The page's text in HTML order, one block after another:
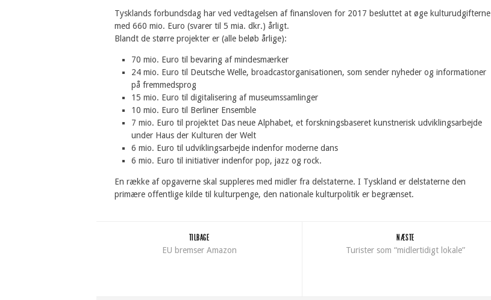
Tysklands forbundsdag har ved vedtagelsen af finansloven for 2017 besluttet at øge kulturudgifterne
med 660 mio. Euro (svarer til 5 mia. dkr.) årligt.
Blandt de større projekter er (alle beløb årlige):
70 mio. Euro til bevaring af mindesmærker
24 mio. Euro til Deutsche Welle, broadcastorganisationen, som sender nyheder og informationer
på fremmedsprog
15 mio. Euro til digitalisering af museumssamlinger
10 mio. Euro til Berliner Ensemble
7 mio. Euro til projektet Das neue Alphabet, et forskningsbaseret kunstnerisk udviklingsarbejde
under Haus der Kulturen der Welt
6 mio. Euro til udviklingsarbejde indenfor moderne dans
6 mio. Euro til initiativer indenfor pop, jazz og rock.
En række af opgaverne skal suppleres med midler fra delstaterne. I Tyskland er delstaterne den
primære offentlige kilde til kulturpenge, den nationale kulturpolitik er begrænset.
TILBAGE
EU bremser Amazon
NÆSTE
Turister som “midlertidigt lokale”